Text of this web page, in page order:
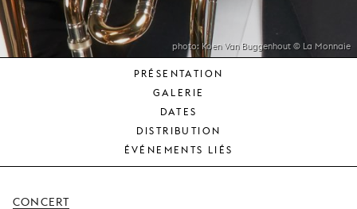
MONNAIE
SOUTENIR
photo: Koen Van Buggenhout © La Monnaie
PRÉSENTATION
GALERIE
DATES
DISTRIBUTION
ÉVÉNEMENTS LIÉS
CONCERT